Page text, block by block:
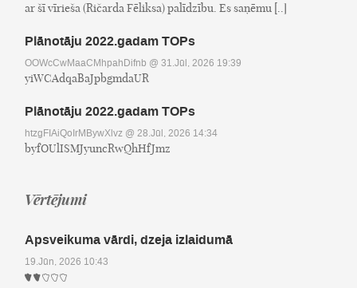
ar šī vīrieša (Ričarda Fēliksa) palīdzību. Es saņēmu [..]
Plānotāju 2022.gadam TOPs
OOWcCwMaaCMhpahDifnb @ 31.Jūl, 2026 19:39
yiWCAdqaBaJpbgmdaUR
Plānotāju 2022.gadam TOPs
htzgFIAiQoIrMBywXlvz @ 28.Jūl, 2026 14:34
byfOUlISMJyuncRwQhHfJmz
Vērtējumi
Apsveikuma vārdi, dzeja izlaidumā
19.Jūn, 2026 10:43